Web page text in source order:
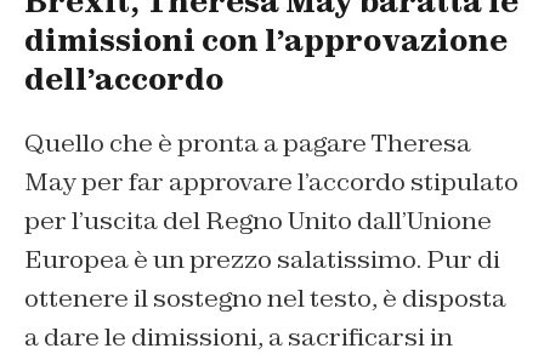
dimissioni con l’approvazione
dell’accordo
Quello che è pronta a pagare Theresa
May per far approvare l’accordo stipulato
per l’uscita del Regno Unito dall’Unione
Europea è un prezzo salatissimo. Pur di
ottenere il sostegno nel testo, è disposta
a dare le dimissioni, a sacrificarsi in